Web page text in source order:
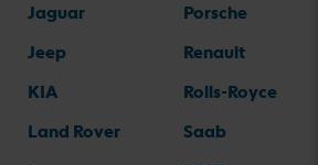
Jaguar
Jeep
KIA
Land Rover
Porsche
Renault
Rolls-Royce
Saab